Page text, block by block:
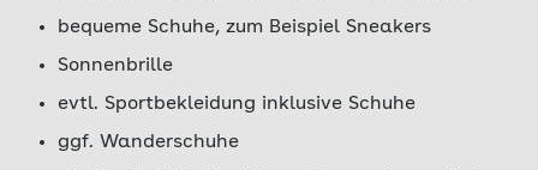
bequeme Schuhe, zum Beispiel Sneakers
Sonnenbrille
evtl. Sportbekleidung inklusive Schuhe
ggf. Wanderschuhe